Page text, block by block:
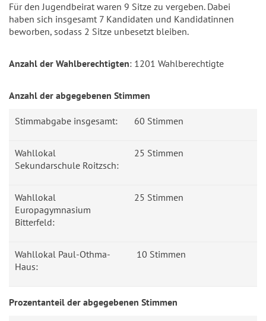
Für den Jugendbeirat waren 9 Sitze zu vergeben. Dabei
haben sich insgesamt 7 Kandidaten und Kandidatinnen
beworben, sodass 2 Sitze unbesetzt bleiben.
Anzahl der Wahlberechtigten: 1201 Wahlberechtigte
Anzahl der abgegebenen Stimmen
Stimmabgabe insgesamt: 60 Stimmen
Wahllokal
Sekundarschule Roitzsch:
25 Stimmen
Wahllokal
Europagymnasium
Bitterfeld:
25 Stimmen
Wahllokal Paul-Othma-
Haus:
10 Stimmen
Prozentanteil der abgegebenen Stimmen